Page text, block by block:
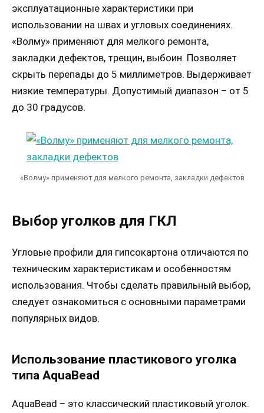
эксплуатационные характеристики при
использовании на швах и угловых соединениях.
«Волму» применяют для мелкого ремонта,
закладки дефектов, трещин, выбоин. Позволяет
скрыть перепады до 5 миллиметров. Выдерживает
низкие температуры. Допустимый диапазон – от 5
до 30 градусов.
«Волму» применяют для мелкого ремонта, закладки дефектов
Выбор уголков для ГКЛ
Угловые профили для гипсокартона отличаются по
техническим характеристикам и особенностям
использования. Чтобы сделать правильный выбор,
следует ознакомиться с основными параметрами
популярных видов.
Использование пластикового уголка
типа AquaBead
AquaBead – это классический пластиковый уголок.